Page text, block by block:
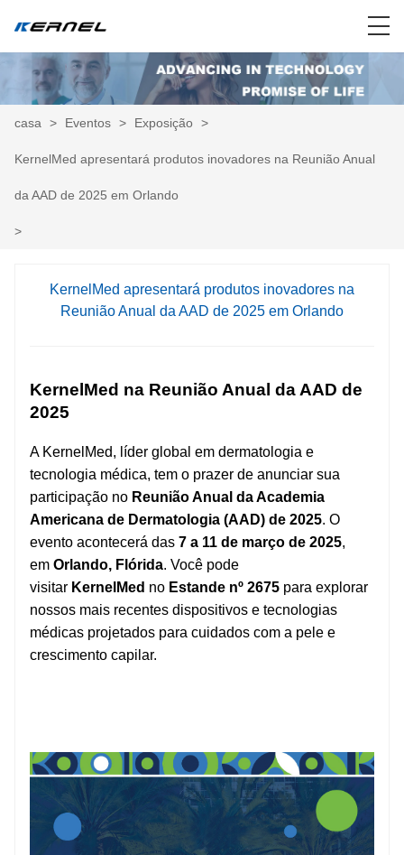
casa > Eventos > Exposição >
KernelMed apresentará produtos inovadores na Reunião Anual
da AAD de 2025 em Orlando
>
KernelMed apresentará produtos inovadores na
Reunião Anual da AAD de 2025 em Orlando
KernelMed na Reunião Anual da AAD de
2025
A KernelMed, líder global em dermatologia e
tecnologia médica, tem o prazer de anunciar sua
participação no Reunião Anual da Academia
Americana de Dermatologia (AAD) de 2025. O
evento acontecerá das 7 a 11 de março de 2025,
em Orlando, Flórida. Você pode
visitar KernelMed no Estande nº 2675 para explorar
nossos mais recentes dispositivos e tecnologias
médicas projetados para cuidados com a pele e
crescimento capilar.